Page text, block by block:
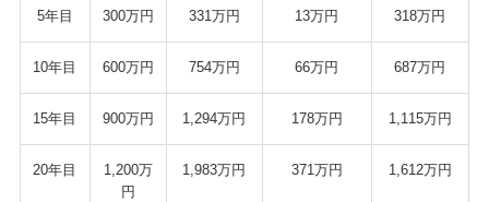
5年目 300万円 331万円 13万円 318万円
10年目 600万円 754万円 66万円 687万円
15年目 900万円 1,294万円 178万円 1,115万円
20年目
1,200万
円
1,983万円 371万円 1,612万円